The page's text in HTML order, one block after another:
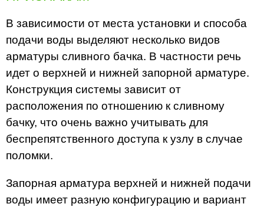
В зависимости от места установки и способа
подачи воды выделяют несколько видов
арматуры сливного бачка. В частности речь
идет о верхней и нижней запорной арматуре.
Конструкция системы зависит от
расположения по отношению к сливному
бачку, что очень важно учитывать для
беспрепятственного доступа к узлу в случае
поломки.
Запорная арматура верхней и нижней подачи
воды имеет разную конфигурацию и вариант